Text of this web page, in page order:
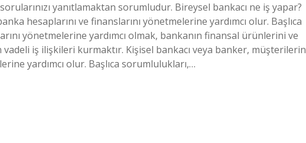
yanıtlamaktan sorumludur. Bireysel bankacı ne iş yapar?
hesaplarını ve finanslarını yönetmelerine yardımcı olur. Başlıca
yönetmelerine yardımcı olmak, bankanın finansal ürünlerini ve
iş ilişkileri kurmaktır. Kişisel bankacı veya banker, müşterilerin
yardımcı olur. Başlıca sorumlulukları,…